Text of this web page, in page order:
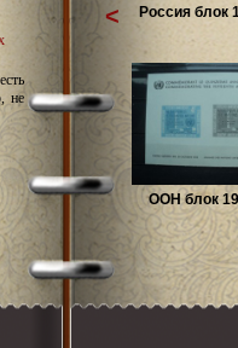
не
Россия блок
ООН блок
<